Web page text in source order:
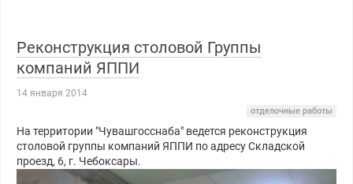
Реконструкция столовой Группы
компаний ЯППИ
14 января 2014
отделочные работы
На территории "Чувашгосснаба" ведется реконструкция
столовой группы компаний ЯППИ по адресу Складской
проезд, 6, г. Чебоксары.